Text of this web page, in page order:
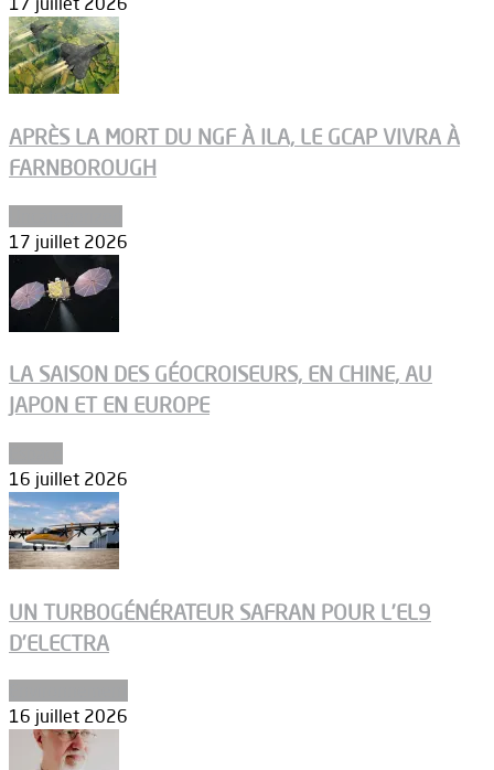
APRÈS LA MORT DU NGF À ILA, LE GCAP VIVRA À
FARNBOROUGH
17 juillet 2026
LA SAISON DES GÉOCROISEURS, EN CHINE, AU
JAPON ET EN EUROPE
16 juillet 2026
UN TURBOGÉNÉRATEUR SAFRAN POUR L’EL9
D’ELECTRA
16 juillet 2026